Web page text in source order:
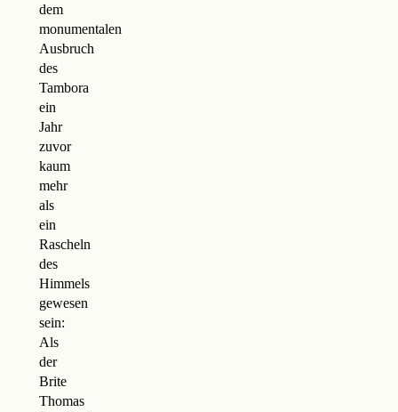
dem
monumentalen
Ausbruch
des
Tambora
ein
Jahr
zuvor
kaum
mehr
als
ein
Rascheln
des
Himmels
gewesen
sein:
Als
der
Brite
Thomas